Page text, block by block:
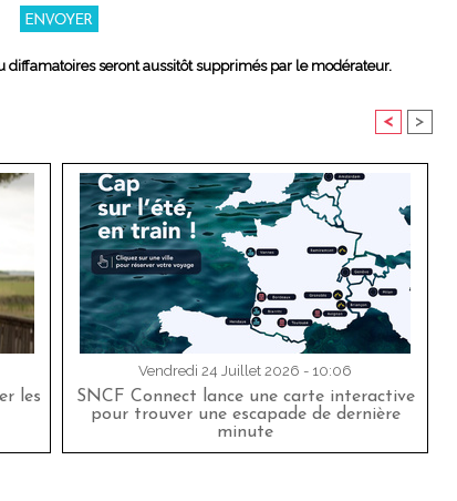
diffamatoires seront aussitôt supprimés par le modérateur.
< >
les
Vendredi 24 Juillet 2026 - 10:06
SNCF Connect lance une carte interactive
pour trouver une escapade de dernière
minute